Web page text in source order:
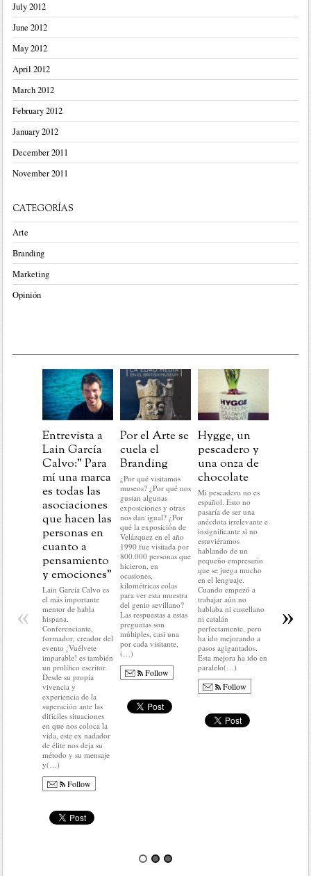
July 2012
June 2012
May 2012
April 2012
March 2012
February 2012
January 2012
December 2011
November 2011
CATEGORÍAS
Arte
Branding
Marketing
Opinión
Entrevista a
Lain García
Calvo:” Para
mí una marca
es todas las
asociaciones
que hacen las
personas en
cuanto a
pensamiento
y emociones”
Lain García Calvo es
el más importante
mentor de habla
hispana.
Conferenciante,
formador, creador del
evento ¡Vuélvete
imparable! es también
un prolífico escritor.
Desde su propia
vivencia y
experiencia de la
superación ante las
difíciles situaciones
en que nos coloca la
vida, este ex nadador
de élite nos deja su
método y su mensaje
y(…)
Follow
Por el Arte se
cuela el
Branding
¿Por qué visitamos
museos? ¿Por qué nos
gustan algunas
exposiciones y otras
nos dan igual? ¿Por
qué la exposición de
Velázquez en el año
1990 fue visitada por
800.000 personas que
hicieron, en
ocasiones,
kilométricas colas
para ver esta muestra
del genio sevillano?
Las respuestas a estas
preguntas son
múltiples, casi una
por cada visitante,
(…)
Follow
Hygge, un
pescadero y
una onza de
chocolate
Mi pescadero no es
español. Esto no
pasaría de ser una
anécdota irrelevante e
insignificante si no
estuviéramos
hablando de un
pequeño empresario
que se juega mucho
en el lenguaje.
Cuando empezó a
trabajar aún no
hablaba ni castellano
ni catalán
perfectamente, pero
ha ido mejorando a
pasos agigantados.
Esta mejora ha ido en
paralelo(…)
Follow
« »